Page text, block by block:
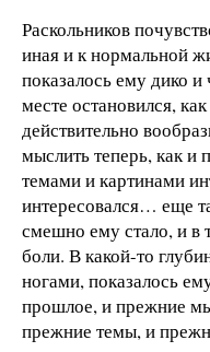
Раскольников
иная и к нормальной
показалось ему дико
месте остановился,
действительно
мыслить теперь, как
темами и картинами
интересовался… еще
смешно ему стало, и в
боли. В какой-то
ногами, показалось
прошлое, и прежние
прежние темы, и